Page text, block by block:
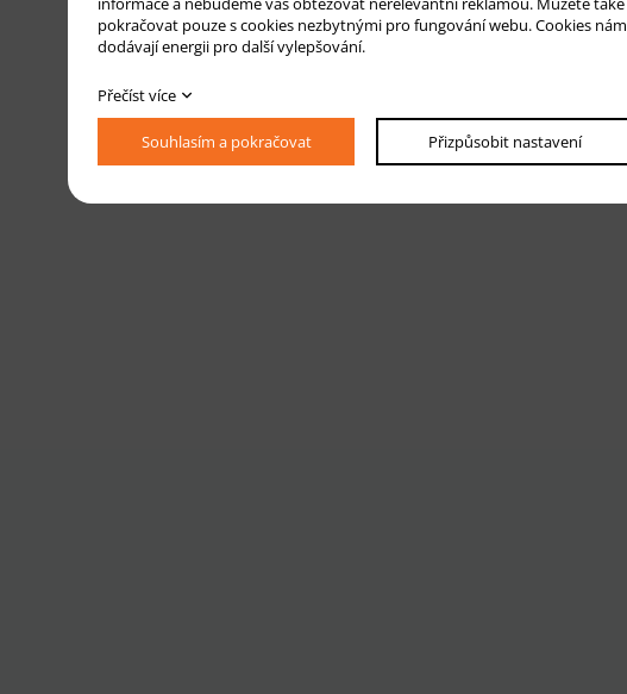
pokračovat pouze s cookies nezbytnými pro fungování webu. Cookies nám
dodávají energii pro další vylepšování.
Přečíst více
Souhlasím a pokračovat Přizpůsobit nastavení